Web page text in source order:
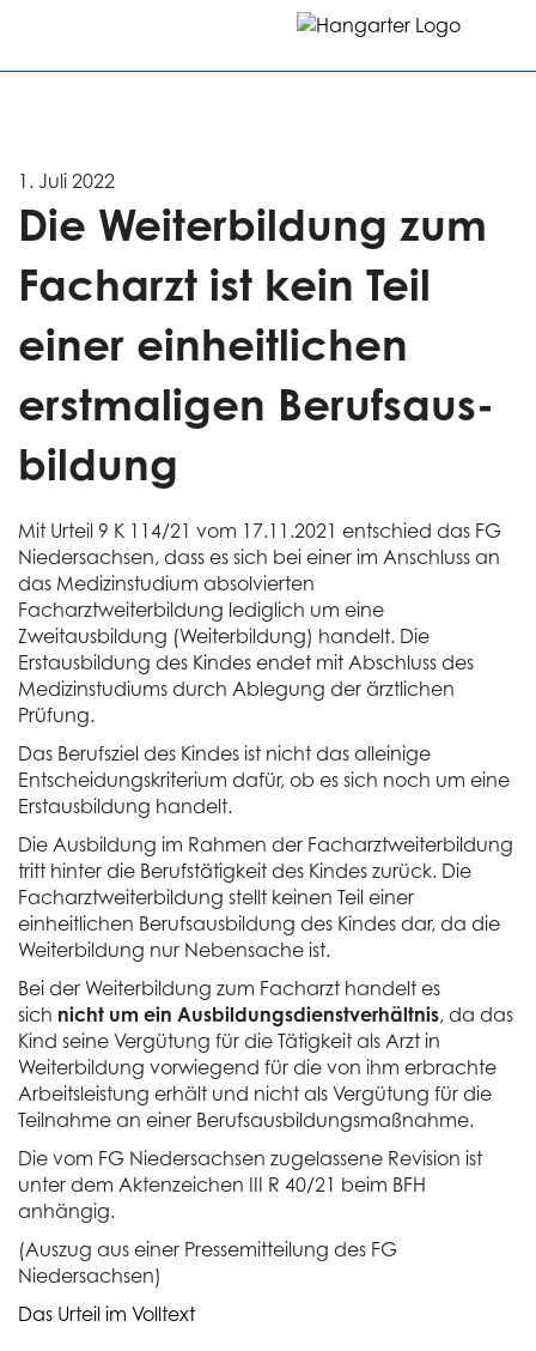
1. Juli 2022
Die Weiter­bildung zum
Facharzt ist kein Teil
einer einheit­lichen
erstmaligen Berufsaus­
bildung
Mit Urteil 9 K 114/21 vom 17.11.2021 entschied das FG
Niedersachsen, dass es sich bei einer im Anschluss an
das Medizinstudium absolvierten
Facharztweiterbildung lediglich um eine
Zweitausbildung (Weiterbildung) handelt. Die
Erstausbildung des Kindes endet mit Abschluss des
Medizinstudiums durch Ablegung der ärztlichen
Prüfung.
Das Berufsziel des Kindes ist nicht das alleinige
Entscheidungskriterium dafür, ob es sich noch um eine
Erstausbildung handelt.
Die Ausbildung im Rahmen der Facharztweiterbildung
tritt hinter die Berufstätigkeit des Kindes zurück. Die
Facharztweiterbildung stellt keinen Teil einer
einheitlichen Berufsausbildung des Kindes dar, da die
Weiterbildung nur Nebensache ist.
Bei der Weiterbildung zum Facharzt handelt es
sich nicht um ein Ausbildungsdienstverhältnis, da das
Kind seine Vergütung für die Tätigkeit als Arzt in
Weiterbildung vorwiegend für die von ihm erbrachte
Arbeitsleistung erhält und nicht als Vergütung für die
Teilnahme an einer Berufsausbildungsmaßnahme.
Die vom FG Niedersachsen zugelassene Revision ist
unter dem Aktenzeichen III R 40/21 beim BFH
anhängig.
(Auszug aus einer Pressemitteilung des FG
Niedersachsen)
Das Urteil im Volltext